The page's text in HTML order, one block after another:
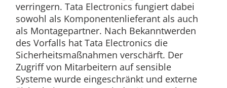
verringern. Tata Electronics fungiert dabei
sowohl als Komponentenlieferant als auch
als Montagepartner. Nach Bekanntwerden
des Vorfalls hat Tata Electronics die
Sicherheitsmaßnahmen verschärft. Der
Zugriff von Mitarbeitern auf sensible
Systeme wurde eingeschränkt und externe